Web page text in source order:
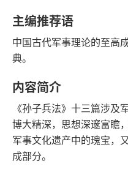
180千字
主编推荐语
中国古代军事理论的至高
典。
内容简介
《孙子兵法》十三篇涉及
博大精深，思想深邃富瞻
军事文化遗产中的瑰宝，
成部分。